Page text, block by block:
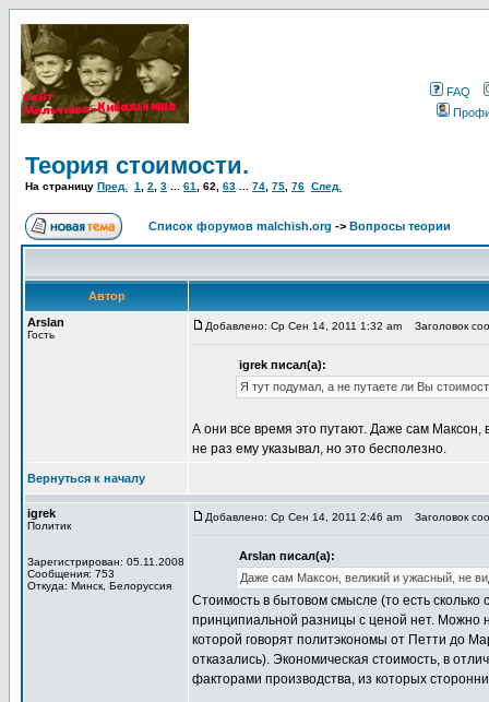
FAQ
Теория стоимости.
На страницу Пред. 1 2 3 61 62 63 74 75 76 След.
Список форумов malchish.org -> Вопросы теории
Автор
Arslan
Гость
Добавлено: Ср Сен 14, 2011 1:32 am Заголовок
igrek писал(а):
Я тут подумал, а не путаете ли Вы
А они все время это путают. Даже сам Максон,
не раз ему указывал, но это бесполезно.
Вернуться к началу
igrek
Политик
Зарегистрирован: 05.11.2008
Сообщения: 753
Откуда: Минск, Белоруссия
Добавлено: Ср Сен 14, 2011 2:46 am Заголовок
Arslan писал(а):
Даже сам Максон, великий и ужасный, не
Стоимость в бытовом смысле (то есть сколько
принципиальной разницы с ценой нет. Можно
которой говорят политэкономы от Петти до
отказались). Экономическая стоимость, в
факторами производства, из которых